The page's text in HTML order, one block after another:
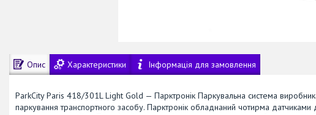
Опис Характеристики Інформація для замовлення
ParkCity Paris 418/301L Light Gold — Парктронік Паркувальна система
паркування транспортного засобу. Парктронік обладнаний чотирма